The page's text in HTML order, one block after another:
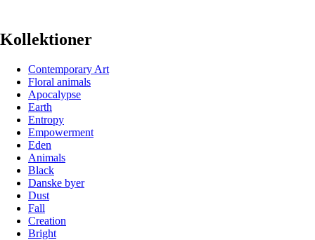
Kollektioner
Contemporary Art
Floral animals
Apocalypse
Earth
Entropy
Empowerment
Eden
Animals
Black
Danske byer
Dust
Fall
Creation
Bright